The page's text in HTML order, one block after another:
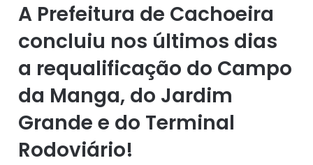
A Prefeitura de Cachoeira
concluiu nos últimos dias
a requalificação do Campo
da Manga, do Jardim
Grande e do Terminal
Rodoviário!